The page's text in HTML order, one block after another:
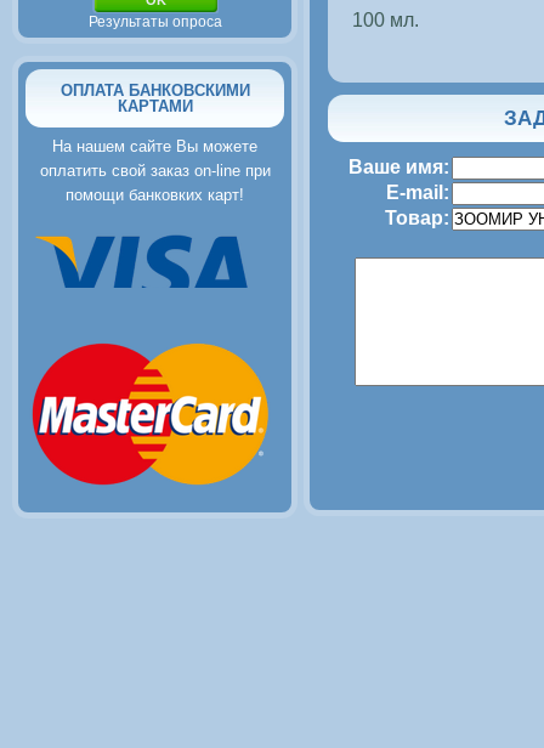
Результаты опроса
ОПЛАТА БАНКОВСКИМИ
КАРТАМИ
На нашем сайте Вы можете
оплатить свой заказ on-line при
помощи банковких карт!
100 мл.
Ваше имя:
E-mail:
Товар: